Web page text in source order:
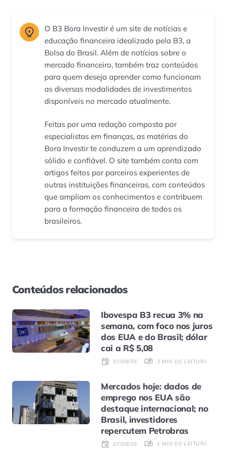
O B3 Bora Investir é um site de notícias e
educação financeira idealizado pela B3, a
Bolsa do Brasil. Além de notícias sobre o
mercado financeiro, também traz conteúdos
para quem deseja aprender como funcionam
as diversas modalidades de investimentos
disponíveis no mercado atualmente.
Feitas por uma redação composta por
especialistas em finanças, as matérias do
Bora Investir te conduzem a um aprendizado
sólido e confiável. O site também conta com
artigos feitos por parceiros experientes de
outras instituições financeiras, com conteúdos
que ampliam os conhecimentos e contribuem
para a formação financeira de todos os
brasileiros.
Conteúdos relacionados
Ibovespa B3 recua 3% na
semana, com foco nos juros
dos EUA e do Brasil; dólar
cai a R$ 5,08
07/08/26 3 MIN DE LEITURA
Mercados hoje: dados de
emprego nos EUA são
destaque internacional; no
Brasil, investidores
repercutem Petrobras
07/08/26 1 MIN DE LEITURA